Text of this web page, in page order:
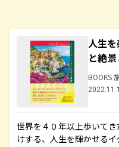
人生
と絶
BOOKS
世界を４０年以上歩いて
けする、人生を輝かせる